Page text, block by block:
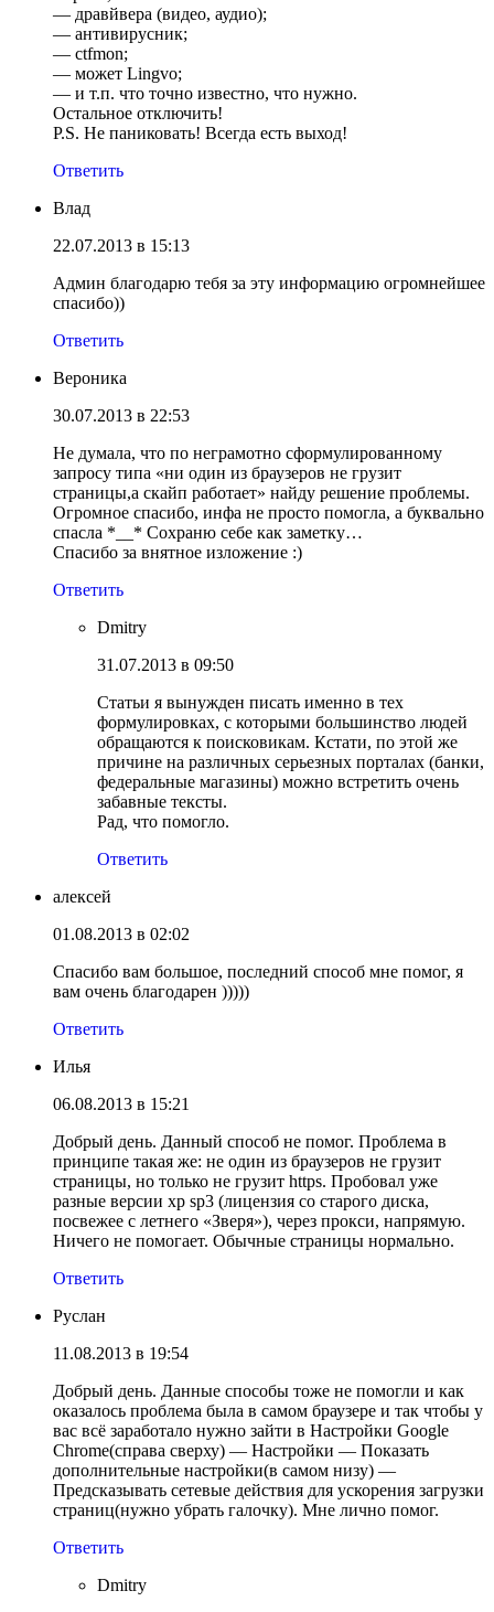
— дравйвера (видео, аудио);
— антивирусник;
— ctfmon;
— может Lingvo;
— и т.п. что точно известно, что нужно.
Остальное отключить!
P.S. Не паниковать! Всегда есть выход!
Ответить
Влад
22.07.2013 в 15:13
Админ благодарю тебя за эту информацию огромнейшее
спасибо))
Ответить
Вероника
30.07.2013 в 22:53
Не думала, что по неграмотно сформулированному
запросу типа «ни один из браузеров не грузит
страницы,а скайп работает» найду решение проблемы.
Огромное спасибо, инфа не просто помогла, а буквально
спасла *__* Сохраню себе как заметку…
Спасибо за внятное изложение :)
Ответить
Dmitry
31.07.2013 в 09:50
Статьи я вынужден писать именно в тех
формулировках, с которыми большинство людей
обращаются к поисковикам. Кстати, по этой же
причине на различных серьезных порталах (банки,
федеральные магазины) можно встретить очень
забавные тексты.
Рад, что помогло.
Ответить
алексей
01.08.2013 в 02:02
Спасибо вам большое, последний способ мне помог, я
вам очень благодарен )))))
Ответить
Илья
06.08.2013 в 15:21
Добрый день. Данный способ не помог. Проблема в
принципе такая же: не один из браузеров не грузит
страницы, но только не грузит https. Пробовал уже
разные версии xp sp3 (лицензия со старого диска,
посвежее с летнего «Зверя»), через прокси, напрямую.
Ничего не помогает. Обычные страницы нормально.
Ответить
Руслан
11.08.2013 в 19:54
Добрый день. Данные способы тоже не помогли и как
оказалось проблема была в самом браузере и так чтобы у
вас всё заработало нужно зайти в Настройки Google
Chrome(справа сверху) — Настройки — Показать
дополнительные настройки(в самом низу) —
Предсказывать сетевые действия для ускорения загрузки
страниц(нужно убрать галочку). Мне лично помог.
Ответить
Dmitry